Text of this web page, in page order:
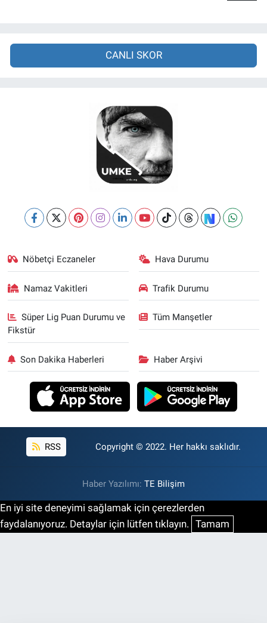
CANLI SKOR
Nöbetçi Eczaneler Hava Durumu
Namaz Vakitleri Trafik Durumu
Süper Lig Puan Durumu ve
Fikstür
Tüm Manşetler
Son Dakika Haberleri Haber Arşivi
RSS Copyright © 2022. Her hakkı saklıdır.
Haber Yazılımı: TE Bilişim
En iyi site deneyimi sağlamak için çerezlerden
faydalanıyoruz. Detaylar için lütfen tıklayın. Tamam